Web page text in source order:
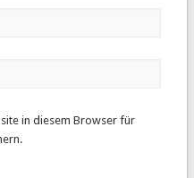
in diesem Browser für